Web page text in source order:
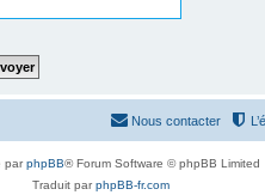
Nous contacter
parphpBB® Forum Software © phpBB Limited
Traduit parphpBB-fr.com